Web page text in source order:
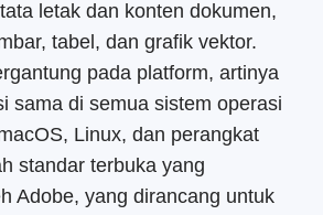
letak dan konten dokumen,
tabel, dan grafik vektor.
pada platform, artinya
sama di semua sistem operasi
Linux, dan perangkat
standar terbuka yang
Adobe, yang dirancang untuk